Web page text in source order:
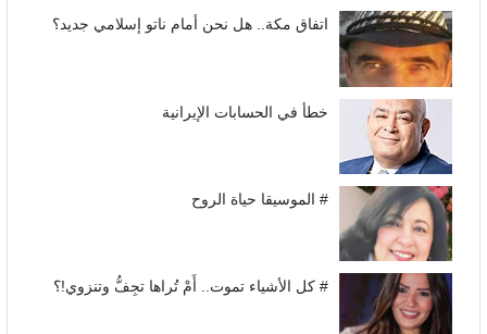
اتفاق مكة.. هل نحن أمام ناتو إسلامي جديد؟
خطأ في الحسابات الإيرانية
# الموسيقا حياة الروح
# كل الأشياء تموت.. أَمْ تُراها تجِفُّ وتنزوي!؟